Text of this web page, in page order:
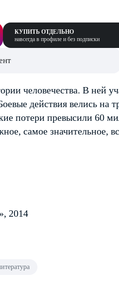
КУПИТЬ ОТДЕЛЬНО
навсегда в профиле и без подписки
человечества. В ней
действия велись на
потери превысили 60
самое значительное,
2014